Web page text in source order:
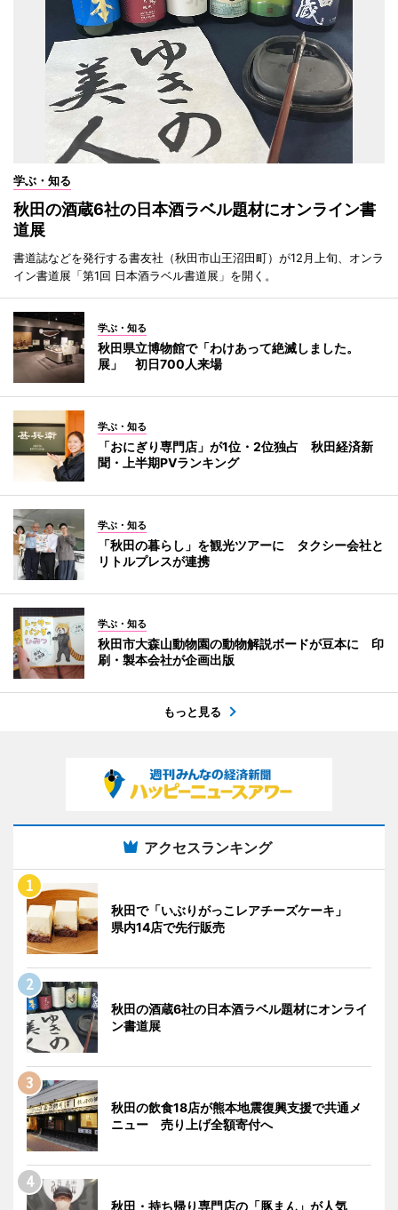
学ぶ・知る
秋田の酒蔵6社の日本酒ラベル題材にオンライン書
道展
書道誌などを発行する書友社（秋田市山王沼田町）が12月上旬、オンラ
イン書道展「第1回 日本酒ラベル書道展」を開く。
学ぶ・知る
秋田県立博物館で「わけあって絶滅しました。
展」 初日700人来場
学ぶ・知る
「おにぎり専門店」が1位・2位独占 秋田経済新
聞・上半期PVランキング
学ぶ・知る
「秋田の暮らし」を観光ツアーに タクシー会社と
リトルプレスが連携
学ぶ・知る
秋田市大森山動物園の動物解説ボードが豆本に 印
刷・製本会社が企画出版
もっと見る
アクセスランキング
秋田で「いぶりがっこレアチーズケーキ」
県内14店で先行販売
秋田の酒蔵6社の日本酒ラベル題材にオンライ
ン書道展
秋田の飲食18店が熊本地震復興支援で共通メ
ニュー 売り上げ全額寄付へ
秋田・持ち帰り専門店の「豚まん」が人気